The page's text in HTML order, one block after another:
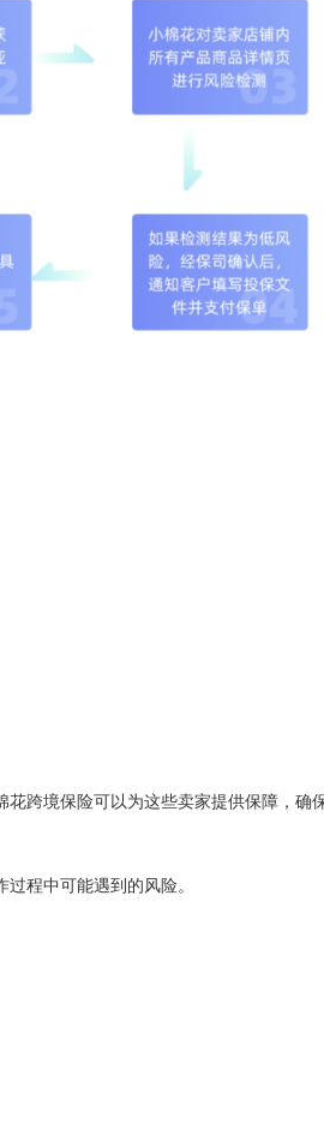
跨境保险可以为这些卖家提供保障，确
程中可能遇到的风险。